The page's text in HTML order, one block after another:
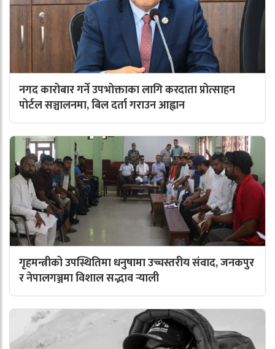
नगद कारोबार गर्ने उपभोक्ताका लागि करदाता प्रोत्साहन
पोर्टल सञ्चालनमा, बिल दर्ता गराउन आह्वान
गृहमन्त्रीको उपस्थितिमा धनुषामा उच्चस्तरीय संवाद, जनकपुर
र नेपालगञ्जमा विशाल सद्भाव र्‍याली